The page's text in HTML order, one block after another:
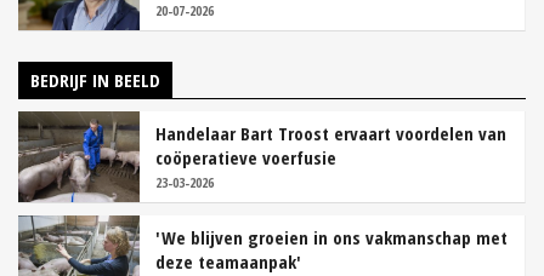
20-07-2026
BEDRIJF IN BEELD
Handelaar Bart Troost ervaart voordelen van
coöperatieve voerfusie
23-03-2026
'We blijven groeien in ons vakmanschap met
deze teamaanpak'